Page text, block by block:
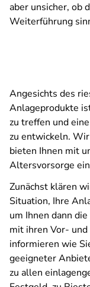
aber unsicher, ob
Weiterführung
Angesichts des
Anlageprodukte
zu treffen und
zu entwickeln.
bieten Ihnen mit
Altersvorsorge
Zunächst klären
Situation, Ihre
um Ihnen dann
mit ihren Vor-
informieren wie
geeigneter
zu allen